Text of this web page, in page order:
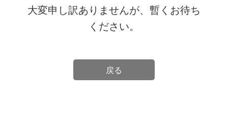
大変申し訳ありませんが、暫くお待ち
ください。
戻る